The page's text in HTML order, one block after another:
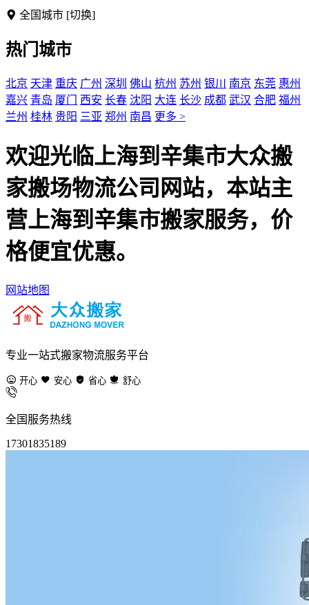
全国城市 [切换]
热门城市
北京 天津 重庆 广州 深圳 佛山 杭州 苏州 银川 南京 东莞 惠州
嘉兴 青岛 厦门 西安 长春 沈阳 大连 长沙 成都 武汉 合肥 福州
兰州 桂林 贵阳 三亚 郑州 南昌 更多 >
欢迎光临上海到辛集市大众搬
家搬场物流公司网站，本站主
营上海到辛集市搬家服务，价
格便宜优惠。
网站地图
专业一站式搬家物流服务平台
开心 安心 省心 舒心
全国服务热线
17301835189